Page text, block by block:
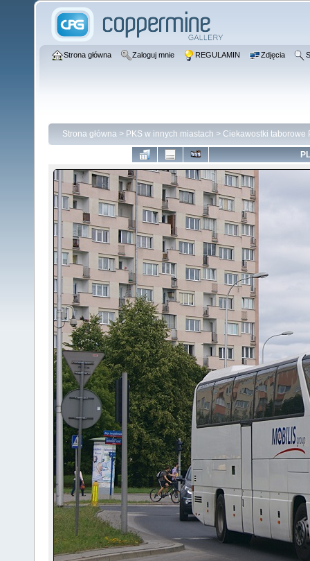
Strona główna Zaloguj mnie REGULAMIN Zdjęcia
Strona główna > PKS w innych miastach > Ciekawostki taborowe